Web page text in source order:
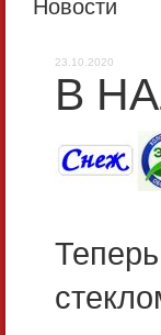
Новости
23.10.2020
В